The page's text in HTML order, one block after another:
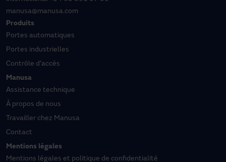
manusa@manusa.com
Produits
Portes automatiques
Portes industrielles
Contrôle d'accès
Manusa
Assistance technique
À propos de nous
Travailler chez Manusa
Contact
Mentions légales
Mentions légales et politique de confidentialité